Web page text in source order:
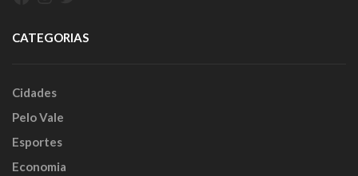
CATEGORIAS
Cidades
Pelo Vale
Esportes
Economia